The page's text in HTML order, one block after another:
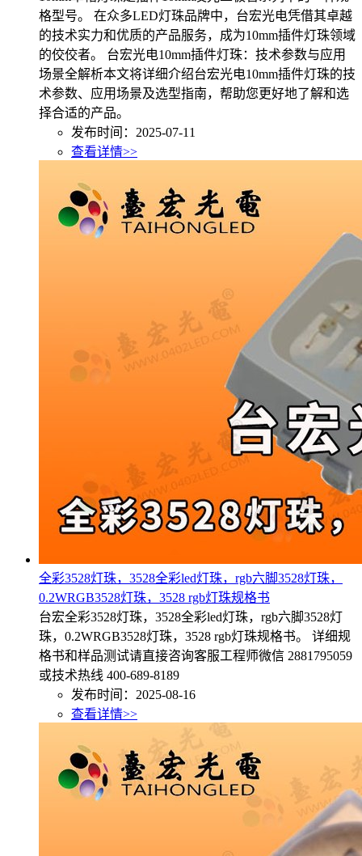
格型号。 在众多LED灯珠品牌中，台宏光电凭借其卓越
的技术实力和优质的产品服务，成为10mm插件灯珠领域
的佼佼者。 台宏光电10mm插件灯珠：技术参数与应用
场景全解析本文将详细介绍台宏光电10mm插件灯珠的技
术参数、应用场景及选型指南，帮助您更好地了解和选
择合适的产品。
发布时间：2025-07-11
查看详情>>
全彩3528灯珠，3528全彩led灯珠，rgb六脚3528灯珠，
0.2WRGB3528灯珠，3528 rgb灯珠规格书
台宏全彩3528灯珠，3528全彩led灯珠，rgb六脚3528灯
珠，0.2WRGB3528灯珠，3528 rgb灯珠规格书。 详细规
格书和样品测试请直接咨询客服工程师微信 2881795059
或技术热线 400-689-8189
发布时间：2025-08-16
查看详情>>